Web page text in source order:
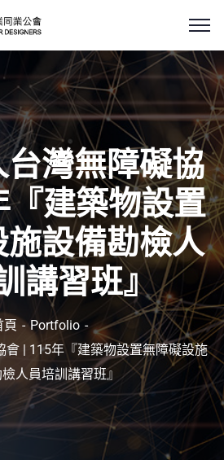
灣無障礙協
『建築物設置
設備勘檢人
講習班』
頁
Portfolio
會 | 115年『建築物設置無障礙設施
人員培訓講習班』